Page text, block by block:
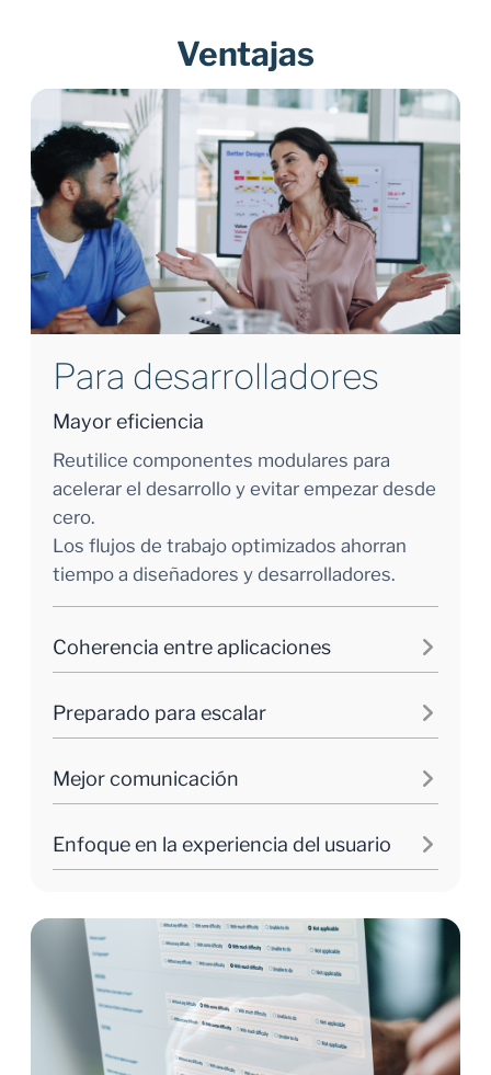
Ventajas
Para desarrolladores
Mayor eficiencia
Reutilice componentes modulares para
acelerar el desarrollo y evitar empezar desde
cero.
Los flujos de trabajo optimizados ahorran
tiempo a diseñadores y desarrolladores.
Coherencia entre aplicaciones
Preparado para escalar
Mejor comunicación
Enfoque en la experiencia del usuario